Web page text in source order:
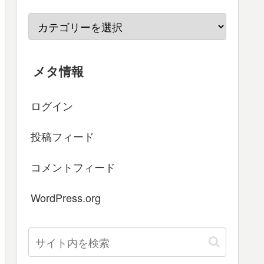
メタ情報
ログイン
投稿フィード
コメントフィード
WordPress.org